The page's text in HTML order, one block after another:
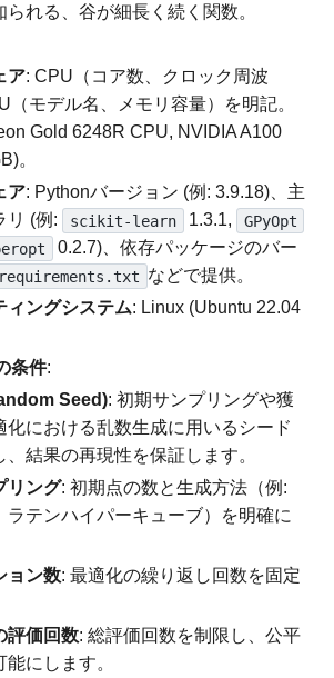
られる、谷が細長く続く関数。
ア: CPU（コア数、クロック周波
（モデル名、メモリ容量）を明記。
Gold 6248R CPU, NVIDIA A100
。
ア: Pythonバージョン (例: 3.9.18)、主
リ (例:
scikit-learn 1.3.1, GPyOpt
0.2.7)、依存パッケージのバー
requirements.txt などで提供。
ィングシステム: Linux (Ubuntu 22.04
条件:
Seed): 初期サンプリングや獲
化における乱数生成に用いるシード
、結果の再現性を保証します。
リング: 初期点の数と生成方法（例:
ラテンハイパーキューブ）を明確に
ョン数: 最適化の繰り返し回数を固定
評価回数: 総評価回数を制限し、公平
にします。